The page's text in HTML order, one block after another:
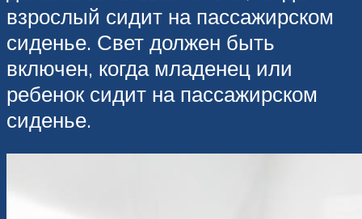
взрослый сидит на пассажирском
сиденье. Свет должен быть
включен, когда младенец или
ребенок сидит на пассажирском
сиденье.